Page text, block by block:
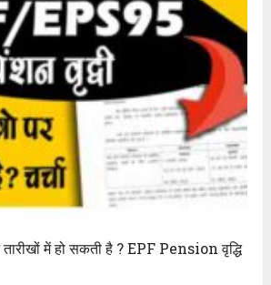
में हो सकती है ? EPF Pension वृद्धि